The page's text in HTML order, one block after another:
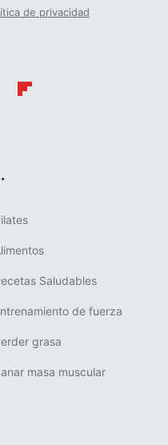
de privacidad
Saludables
de fuerza
grasa
masa muscular